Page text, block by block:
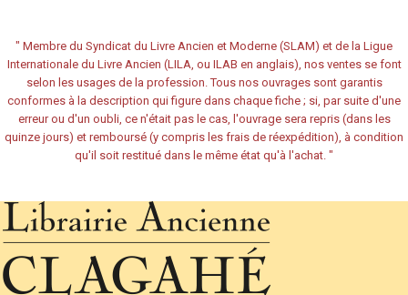
" Membre du Syndicat du Livre Ancien et Moderne (SLAM) et de la Ligue
Internationale du Livre Ancien (LILA, ou ILAB en anglais), nos ventes se font
selon les usages de la profession. Tous nos ouvrages sont garantis
conformes à la description qui figure dans chaque fiche ; si, par suite d'une
erreur ou d'un oubli, ce n'était pas le cas, l'ouvrage sera repris (dans les
quinze jours) et remboursé (y compris les frais de réexpédition), à condition
qu'il soit restitué dans le même état qu'à l'achat. "